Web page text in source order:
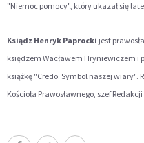
"Niemoc pomocy", który ukazał się
Ksiądz Henryk Paprocki jest
księdzem Wacławem Hryniewiczem i
książkę "Credo. Symbol naszej wiary".
Kościoła Prawosławnego, szef